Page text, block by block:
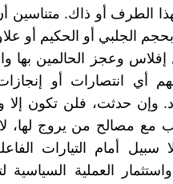
الطرف أو ذاك. متناسين
الجلبي أو الحكيم أو
إفلاس وعجز الحالمين بها
انتصارات أو
وإن حدثت، فلن تكون إلا
مع مصالح من يروج لها،
أمام التيارات
العملية السياسية